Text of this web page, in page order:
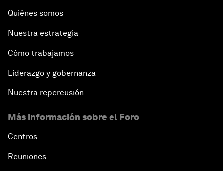
Quiénes somos
Nuestra estrategia
Cómo trabajamos
Liderazgo y gobernanza
Nuestra repercusión
Más información sobre el Foro
Centros
Reuniones